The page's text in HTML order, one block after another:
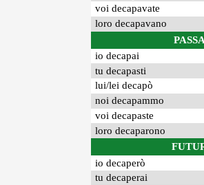
voi decapavate
loro decapavano
io decapai
tu decapasti
lui/lei decapò
noi decapammo
voi decapaste
loro decaparono
io decaperò
tu decaperai